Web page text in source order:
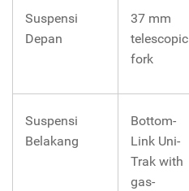
Suspensi
Depan
37 mm
telescopic
fork
Suspensi
Belakang
Bottom-
Link Uni-
Trak with
gas-